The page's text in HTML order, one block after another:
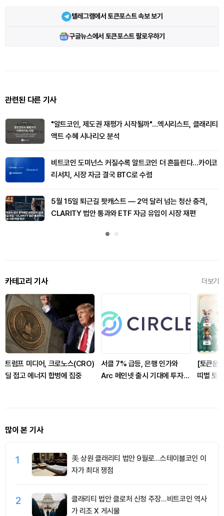
텔레그램에서 토큰포스트 속보 보기
구글뉴스에서 토큰포스트 팔로우하기
관련된 다른 기사
"알트코인, 제도권 재평가 시작될까"…엑시리스트, 클래리티
액트 수혜 시나리오 분석
비트코인 도미넌스 커질수록 알트코인 더 흔들린다…카이코
리서치, 시장 자금 결국 BTC로 수렴
5월 15일 퇴근길 팟캐스트 — 2억 달러 넘는 청산 충격,
CLARITY 법안 통과와 ETF 자금 유입이 시장 재편
카테고리 기사 더보기
트럼프 미디어, 크로노스(CRO)
딜 접고 에너지 합병에 집중
서클 7% 급등, 은행 인가와
Arc 메인넷 출시 기대에 투자자
[토큰운
띠별 토
많이 본 기사
1
美 상원 클래리티 법안 9월로…스테이블코인 이
자가 최대 쟁점
2
클래리티 법안 클로처 신청 주장…비트코인 역사
가 리조 X 게시물